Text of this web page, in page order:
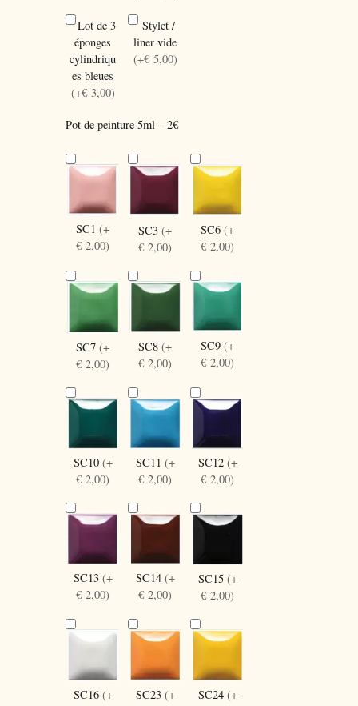
Lot de 3
éponges
cylindriqu
es bleues
(+€ 3,00)
Stylet /
liner vide
(+€ 5,00)
Pot de peinture 5ml – 2€
SC1(+
€ 2,00)
SC3(+
€ 2,00)
SC6(+
€ 2,00)
SC7(+
€ 2,00)
SC8(+
€ 2,00)
SC9(+
€ 2,00)
SC10 (+
€ 2,00)
SC11 (+
€ 2,00)
SC12 (+
€ 2,00)
SC13 (+
€ 2,00)
SC14 (+
€ 2,00)
SC15 (+
€ 2,00)
SC16 (+
SC23 (+
SC24 (+